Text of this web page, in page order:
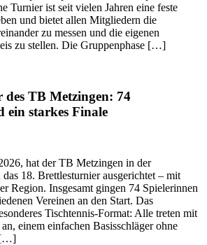
Turnier ist seit vielen Jahren eine feste
und bietet allen Mitgliedern die
zu messen und die eigenen
zu stellen. Die Gruppenphase […]
des TB Metzingen: 74
ein starkes Finale
hat der TB Metzingen in der
18. Brettlesturnier ausgerichtet – mit
Region. Insgesamt gingen 74 Spielerinnen
Vereinen an den Start. Das
Tischtennis-Format: Alle treten mit
einem einfachen Basisschläger ohne
[…]